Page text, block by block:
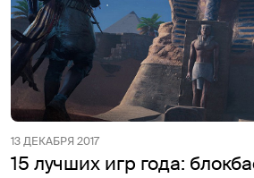
13 ДЕКАБРЯ 2017
15 лучших игр года: